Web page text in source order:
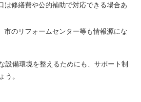
は修繕費や公的補助で対応できる場合あ
市のリフォームセンター等も情報源にな
設備環境を整えるためにも、サポート制
う。